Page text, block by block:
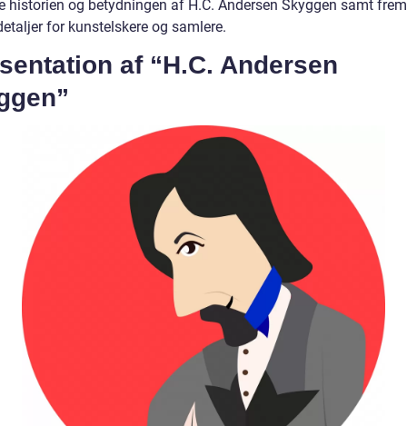
historien og betydningen af H.C. Andersen Skyggen samt
for kunstelskere og samlere.
af “H.C. Andersen